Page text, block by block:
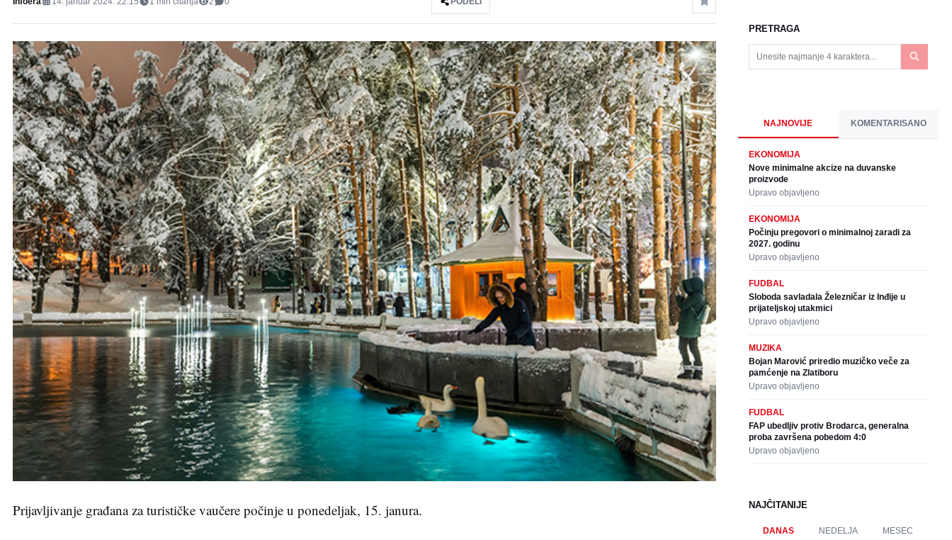
Prijavljivanje građana za turističke vaučere počinje u ponedeljak, 15. janura.
PRETRAGA
NAJNOVIJE KOMENTARISANO
EKONOMIJA
Nove minimalne akcize na duvanske
proizvode
Upravo objavljeno
EKONOMIJA
Počinju pregovori o minimalnoj zaradi za
2027. godinu
Upravo objavljeno
FUDBAL
Sloboda savladala Železničar iz Inđije u
prijateljskoj utakmici
Upravo objavljeno
MUZIKA
Bojan Marović priredio muzičko veče za
pamćenje na Zlatiboru
Upravo objavljeno
FUDBAL
FAP ubedljiv protiv Brodarca, generalna
proba završena pobedom 4:0
Upravo objavljeno
NAJČITANIJE
DANAS NEDELJA MESEC